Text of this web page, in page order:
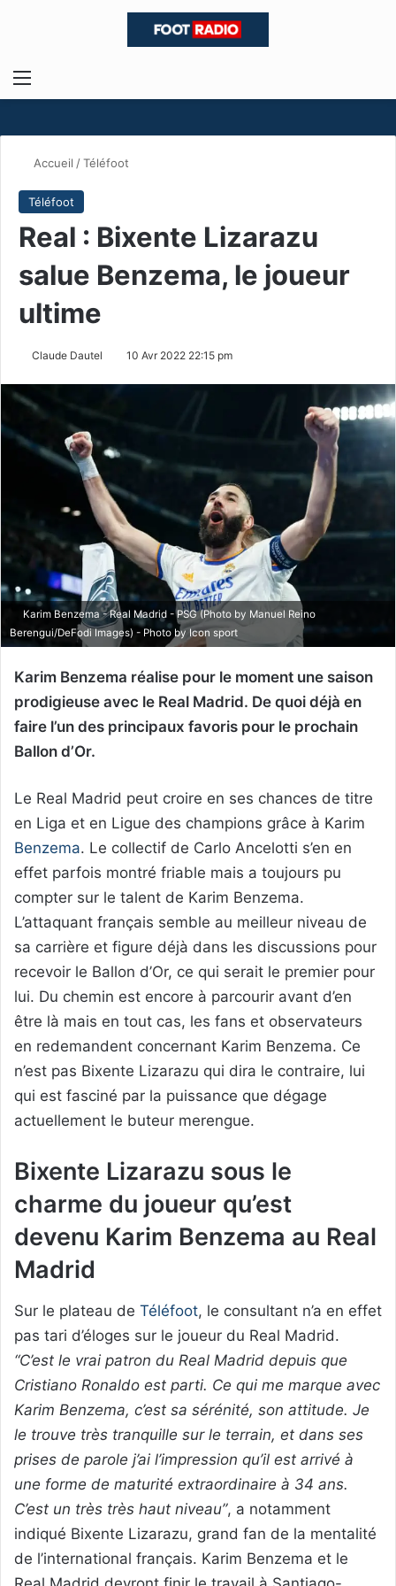
Menu
Accueil /Téléfoot
Téléfoot
Real : Bixente Lizarazu
salue Benzema, le joueur
ultime
Claude Dautel 10 Avr 2022 22:15 pm
Karim Benzema - Real Madrid - PSG (Photo by Manuel Reino
Berengui/DeFodi Images) - Photo by Icon sport
Karim Benzema réalise pour le moment une saison
prodigieuse avec le Real Madrid. De quoi déjà en
faire l’un des principaux favoris pour le prochain
Ballon d’Or.
Le Real Madrid peut croire en ses chances de titre
en Liga et en Ligue des champions grâce à Karim
Benzema. Le collectif de Carlo Ancelotti s’en en
effet parfois montré friable mais a toujours pu
compter sur le talent de Karim Benzema.
L’attaquant français semble au meilleur niveau de
sa carrière et figure déjà dans les discussions pour
recevoir le Ballon d’Or, ce qui serait le premier pour
lui. Du chemin est encore à parcourir avant d’en
être là mais en tout cas, les fans et observateurs
en redemandent concernant Karim Benzema. Ce
n’est pas Bixente Lizarazu qui dira le contraire, lui
qui est fasciné par la puissance que dégage
actuellement le buteur merengue.
Bixente Lizarazu sous le
charme du joueur qu’est
devenu Karim Benzema au Real
Madrid
Sur le plateau de Téléfoot, le consultant n’a en effet
pas tari d’éloges sur le joueur du Real Madrid.
“C’est le vrai patron du Real Madrid depuis que
Cristiano Ronaldo est parti. Ce qui me marque avec
Karim Benzema, c’est sa sérénité, son attitude. Je
le trouve très tranquille sur le terrain, et dans ses
prises de parole j’ai l’impression qu’il est arrivé à
une forme de maturité extraordinaire à 34 ans.
C’est un très très haut niveau”, a notamment
indiqué Bixente Lizarazu, grand fan de la mentalité
de l’international français. Karim Benzema et le